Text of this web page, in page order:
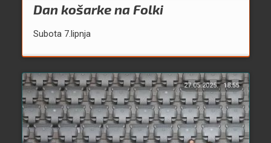
Dan košarke na Folki
Subota 7.lipnja
27.05.2025. 18:55